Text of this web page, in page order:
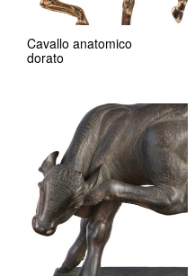
Cavallo anatomico
dorato